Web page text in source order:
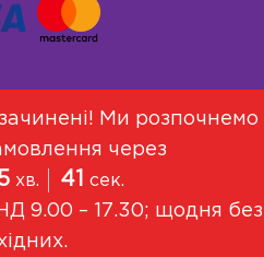
Договір оферти
права захищені
Ми розпочнемо
через
хв. 40 сек.
9.00 – 17.30; щодня без